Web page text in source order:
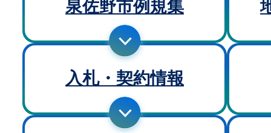
泉佐野市例規集
入札・契約情報